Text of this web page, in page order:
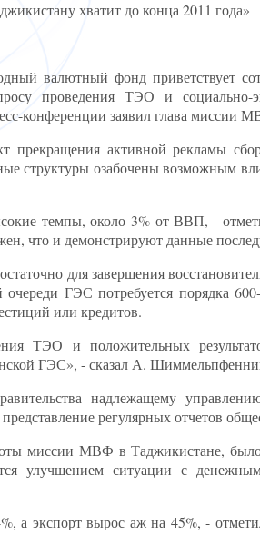
хватит до конца 2011 года»
валютный фонд приветствует
проведения ТЭО и социально-
конференции заявил глава
активной рекламы
структуры озабочены возможным
темпы, около 3% от ВВП, -
что и демонстрируют данные
для завершения
очереди ГЭС потребуется порядка
или кредитов.
ТЭО и положительных
ГЭС», - сказал А.
надлежащему
регулярных отчетов
миссии МВФ в Таджикистане,
улучшением ситуации с
а экспорт вырос аж на 45%, -